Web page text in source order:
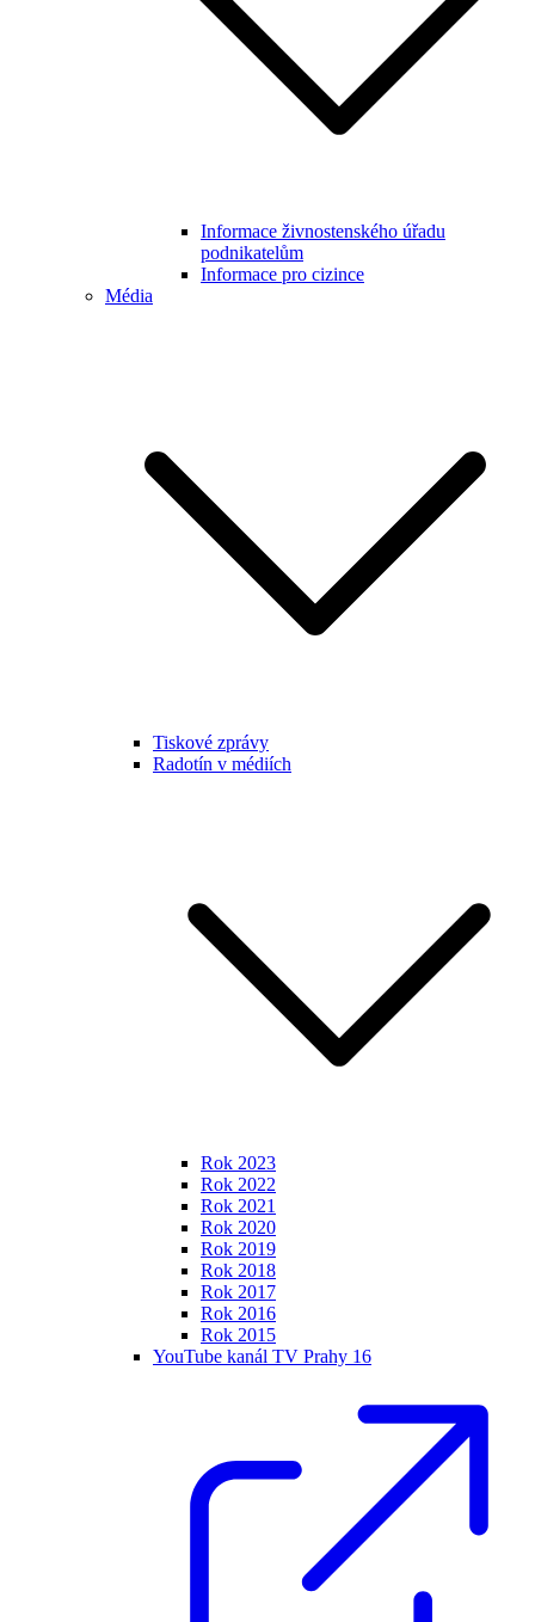
Informace živnostenského úřadu
podnikatelům
Informace pro cizince
Média
Tiskové zprávy
Radotín v médiích
Rok 2023
Rok 2022
Rok 2021
Rok 2020
Rok 2019
Rok 2018
Rok 2017
Rok 2016
Rok 2015
YouTube kanál TV Prahy 16